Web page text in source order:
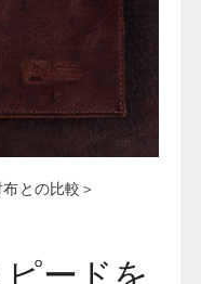
との比較＞
ードを